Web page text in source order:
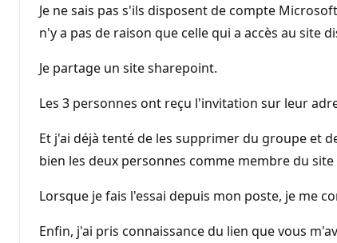
Je ne sais pas s'ils disposent de compte
n'y a pas de raison que celle qui a accès au site
Je partage un site sharepoint.
Les 3 personnes ont reçu l'invitation sur leur
Et j'ai déjà tenté de les supprimer du groupe et
bien les deux personnes comme membre du
Lorsque je fais l'essai depuis mon poste, je me
Enfin, j'ai pris connaissance du lien que vous